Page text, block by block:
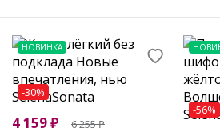
НОВИНКА
-30%
4 159₽ 6 255₽
-56%